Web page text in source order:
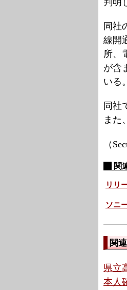
判明
同社
線開
所、
が含
いる。
同社
また
（
関
リリ
ソニ
関
県立
本人